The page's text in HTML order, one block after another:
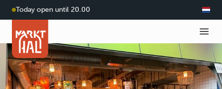
Today open until 20.00